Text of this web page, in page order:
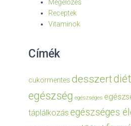
Megelőzés
Receptek
Vitaminok
Címék
cukormentes desszert
egészség egészséges
táplálkozás egészséges